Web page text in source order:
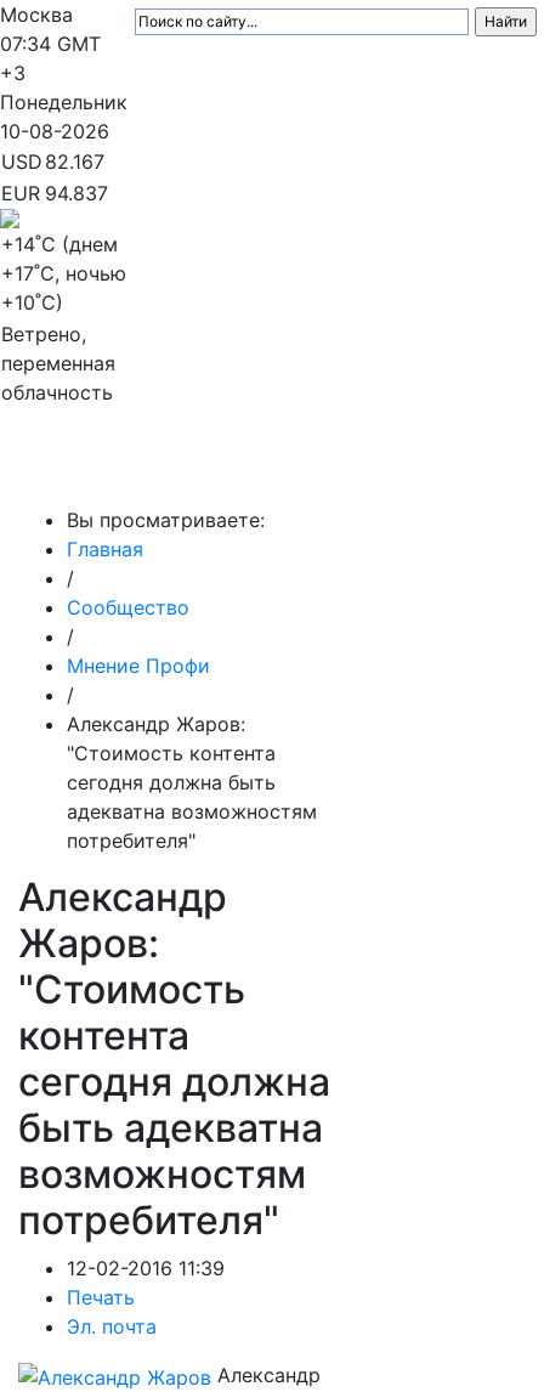
Москва
07:34 GMT
+3
Понедельник
10-08-2026
USD 82.167
EUR 94.837
+14˚C (днем
+17˚C, ночью
+10˚C)
Ветрено,
переменная
облачность
Вы просматриваете:
Главная
/
Сообщество
/
Мнение Профи
/
Александр Жаров:
"Стоимость контента
сегодня должна быть
адекватна возможностям
потребителя"
Александр
Жаров:
"Стоимость
контента
сегодня должна
быть адекватна
возможностям
потребителя"
12-02-2016 11:39
Печать
Эл. почта
Александр